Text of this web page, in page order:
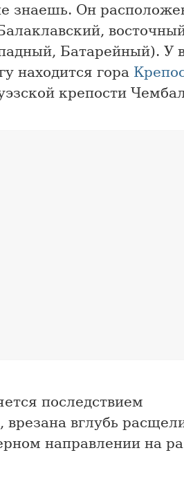
знаешь. Он
Батарейный). У
находится гора
крепости
последствием
врезана вглубь
направлении на